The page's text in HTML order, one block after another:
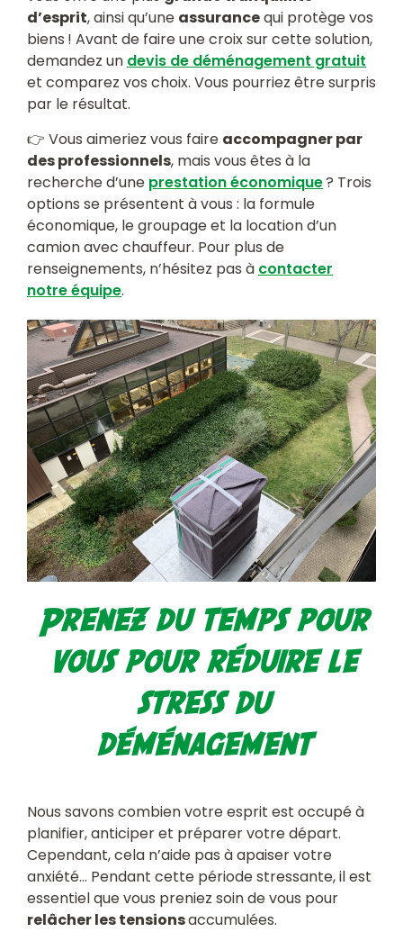
d’esprit, ainsi qu’une assurancequi protège vos
biens ! Avant de faire une croix sur cette solution,
demandez un devis de déménagement gratuit
et comparez vos choix. Vous pourriez être surpris
par le résultat.
👉 Vous aimeriez vous faire accompagner par
des professionnels, mais vous êtes à la
recherche d’une prestation économique? Trois
options se présentent à vous : la formule
économique, le groupage et la location d’un
camion avec chauffeur. Pour plus de
renseignements, n’hésitez pas à contacter
notre équipe.
Prenez du temps pour
vous pour réduire le
stress du
déménagement
Nous savons combien votre esprit est occupé à
planifier, anticiper et préparer votre départ.
Cependant, cela n’aide pas à apaiser votre
anxiété… Pendant cette période stressante, il est
essentiel que vous preniez soin de vous pour
relâcher les tensionsaccumulées.